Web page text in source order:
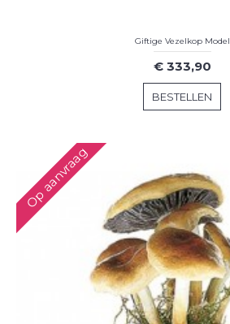
Giftige Vezelkop Model
€ 333,90
BESTELLEN
Op aanvraag